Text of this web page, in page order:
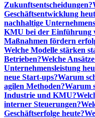
Zukunftsentscheidungen?
Geschäftsentwicklung
nachhaltige
KMU bei der Einführung
Maßnahmen fördern
Welche Modelle stärken
Betrieben?Welche
Unternehmensleistung
neue Start-ups?Warum
agilen Methoden?Warum
Industrie und KMU?
interner Steuerungen?
Geschäftserfolge heute?